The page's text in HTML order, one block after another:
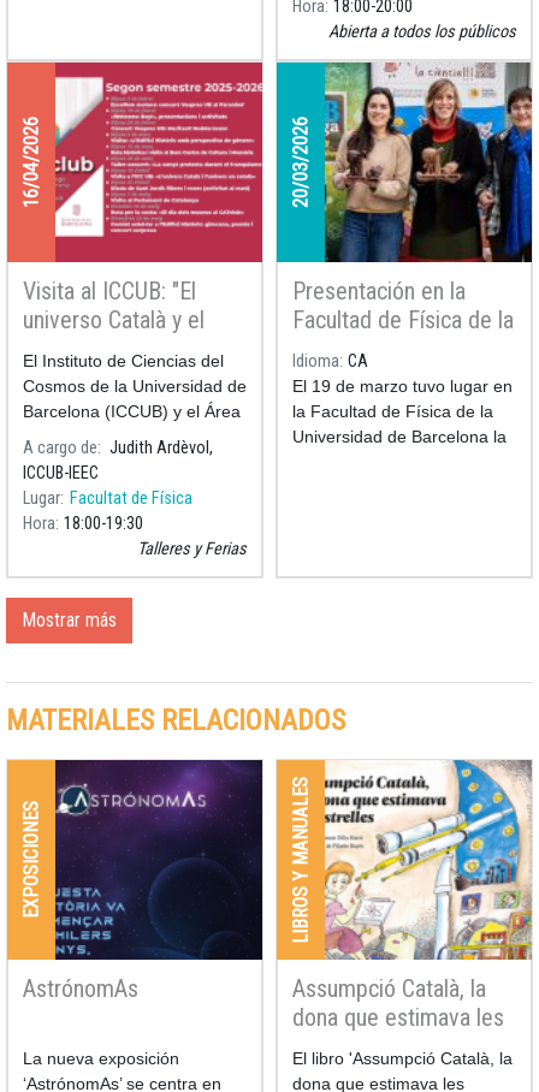
esta científica
que Pila
Hora 18:00 20:00
Abierta a todos los públicos
16/04/2026
Visita al ICCUB: "El
universo Català y el
universo en catalán"
El Instituto de Ciencias del
Cosmos de la Universidad de
Barcelona (ICCUB) y el Área
de Dinamización de Servicios
Lingüísticos UB organizan
una actividad especial
dirigida a los estudiantes de
A cargo de
Judith Ardèvol,
ICCUB-IEEC
Lugar Facultat de Física
Hora 18:00 19:30
Talleres y Ferias
20/03/2026
Presentación en la
Facultad de Física de la
Mona de ciencia
astrónoma
Idioma CA
El 19 de marzo tuvo lugar en
la Facultad de Física de la
Universidad de Barcelona la
alian para llevar a las
pastelerías la mona de
Pascua con la que se quiere
difundir la investigación y
despertar vocaciones
científicas entre los más
jóvenes.
Mostrar más
MATERIALES RELACIONADOS
EXPOSICIONES
AstrónomAs
La nueva exposición
‘AstrónomAs’ se centra en
LIBROS Y MANUALES
Assumpció Català, la
dona que estimava les
estrelles
El libro 'Assumpció Català, la
dona que estimava les